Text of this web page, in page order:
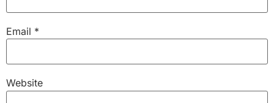
Email *
Website